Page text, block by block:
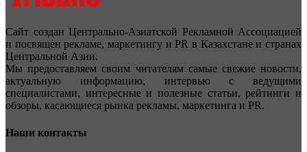
Сайт создан Центрально-Азиатской Рекламной Ассоциацией
и посвящен рекламе, маркетингу и PR в Казахстане и странах
Центральной Азии.
Мы предоставляем своим читателям самые свежие новости,
актуальную информацию, интервью с ведущими
специалистами, интересные и полезные статьи, рейтинги и
обзоры, касающиеся рынка рекламы, маркетинга и PR.
Наши контакты